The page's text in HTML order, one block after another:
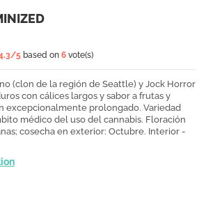
/5 based on 6 vote(s)
(clon de la región de Seattle) y Jock Horror
con cálices largos y sabor a frutas y
excepcionalmente prolongado. Variedad
médico del uso del cannabis. Floración
cosecha en exterior: Octubre. Interior -